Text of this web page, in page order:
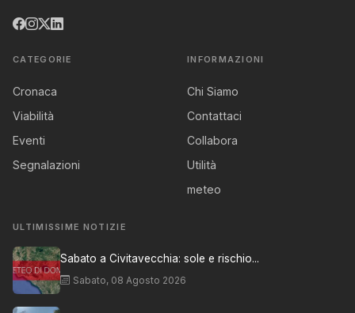
CATEGORIE
Cronaca
Viabilità
Eventi
Segnalazioni
INFORMAZIONI
Chi Siamo
Contattaci
Collabora
Utilità
meteo
ULTIMISSIME NOTIZIE
Sabato a Civitavecchia: sole e rischio...
Sabato, 08 Agosto 2026